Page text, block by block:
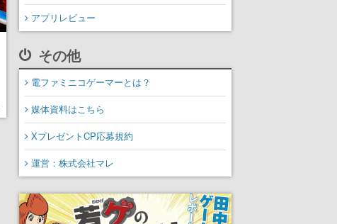
アプリレビュー
その他
電ファミニコゲーマーとは？
媒体資料はこちら
XプレゼントCP応募規約
運営：株式会社マレ